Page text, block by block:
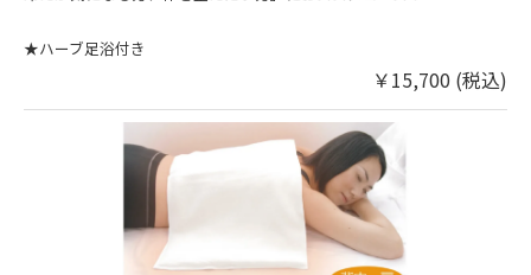
★ハーブ足浴付き
￥15,700 (税込)